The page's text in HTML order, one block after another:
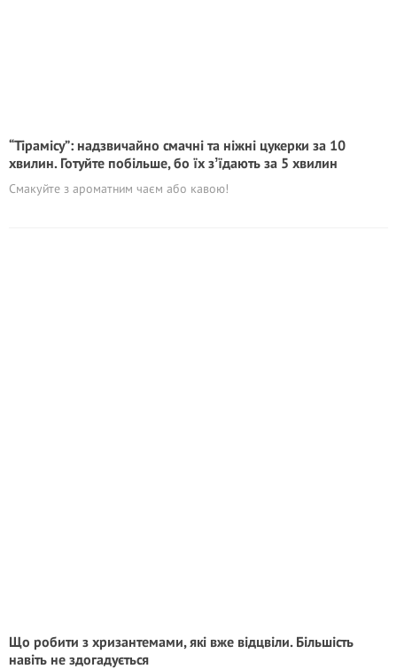
“Тірамісу”: надзвичайно смачні та ніжні цукерки за 10
хвилин. Готуйте побільше, бо їх зʼїдають за 5 хвилин
Смакуйте з ароматним чаєм або кавою!
Що робити з хризантемами, які вже відцвіли. Більшість
навіть не здогадується